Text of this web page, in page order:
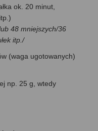
ok. 20 minut,
48 mniejszych/36
itp./
(waga ugotowanych)
np. 25 g, wtedy